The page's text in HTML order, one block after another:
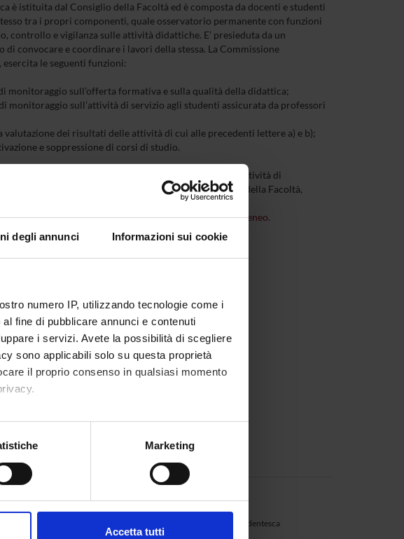
degli annunci Informazioni sui cookie
numero IP, utilizzando tecnologie come i
fine di pubblicare annunci e contenuti
i servizi. Avete la possibilità di scegliere
sono applicabili solo su questa proprietà
il proprio consenso in qualsiasi momento
di qualche metro,
sui cookie.
Marketing
Accetta tutti
è istituita dal Consiglio della Facoltà ed è composta da docenti e studenti
tra i propri componenti, quale osservatorio permanente con funzioni
controllo e vigilanza sulle attività didattiche. E’ presieduta da un
di convocare e coordinare i lavori della stessa. La Commissione
le seguenti funzioni:
monitoraggio sull’offerta formativa e sulla qualità della didattica;
monitoraggio sull’attività di servizio agli studenti assicurata da professori
valutazione dei risultati delle attività di cui alle precedenti lettere a) e b);
e soppressione di corsi di studio.
elabora annualmente una relazione sui risultati delle attività di
valutazione svolte e ne cura la trasmissione al Consiglio della Facoltà,
soggetti del sistema diAssicurazione della Qualitàdi Ateneo.
Componente studentesca